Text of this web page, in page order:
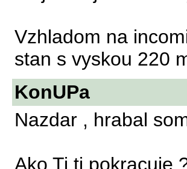
Vzhladom na
stan s vyskou 220
KonUPa
Nazdar , hrabal
Ako Ti ti pokracuje